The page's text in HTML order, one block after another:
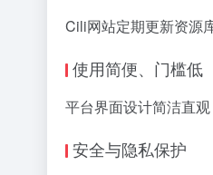
Cili网站定期更新资源
使用简便、门槛低
平台界面设计简洁直
安全与隐私保护